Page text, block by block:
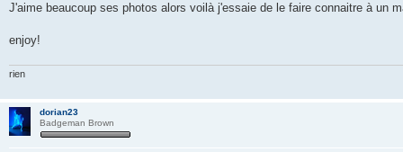
J'aime beaucoup ses photos alors voilà j'essaie de le faire connaitre à un
enjoy!
rien
dorian23
Badgeman Brown